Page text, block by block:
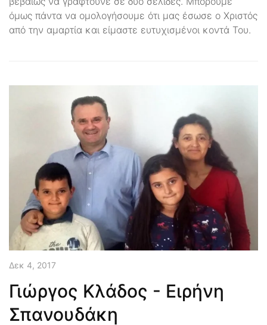
όμως πάντα να ομολογήσουμε ότι μας έσωσε ο Χριστός
από την αμαρτία και είμαστε ευτυχισμένοι κοντά Του.
Δεκ 4, 2017
Γιώργος Κλάδος - Ειρήνη
Σπανουδάκη